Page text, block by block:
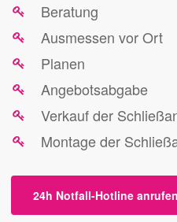
Beratung
Ausmessen vor Ort
Planen
Angebotsabgabe
Verkauf der
Montage der
24h Notfall-Hotline anrufen